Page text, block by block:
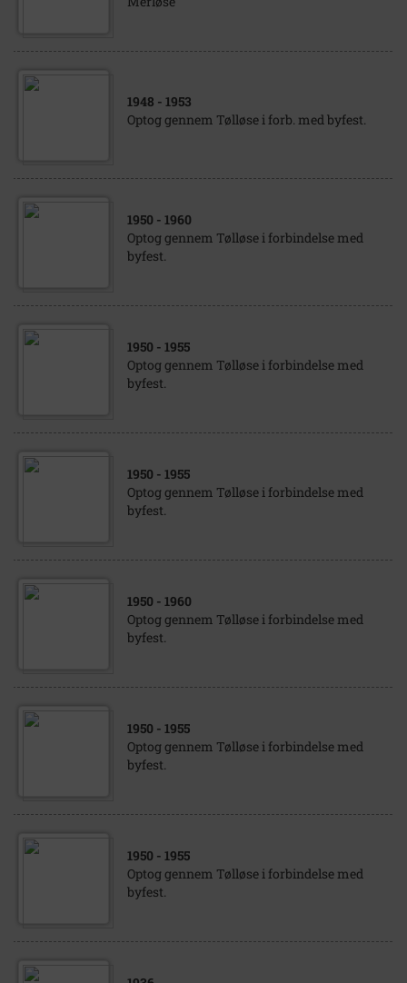
1948 - 1953
Optog gennem Tølløse i forb. med byfest.
1950 - 1960
Optog gennem Tølløse i forbindelse med
byfest.
1950 - 1955
Optog gennem Tølløse i forbindelse med
byfest.
1950 - 1955
Optog gennem Tølløse i forbindelse med
byfest.
1950 - 1960
Optog gennem Tølløse i forbindelse med
byfest.
1950 - 1955
Optog gennem Tølløse i forbindelse med
byfest.
1950 - 1955
Optog gennem Tølløse i forbindelse med
byfest.